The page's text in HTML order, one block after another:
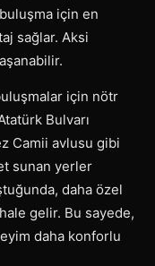
için en
sağlar. Aksi
için nötr
Bulvarı
Camii avlusu gibi
sunan yerler
daha özel
gelir. Bu sayede,
daha konforlu